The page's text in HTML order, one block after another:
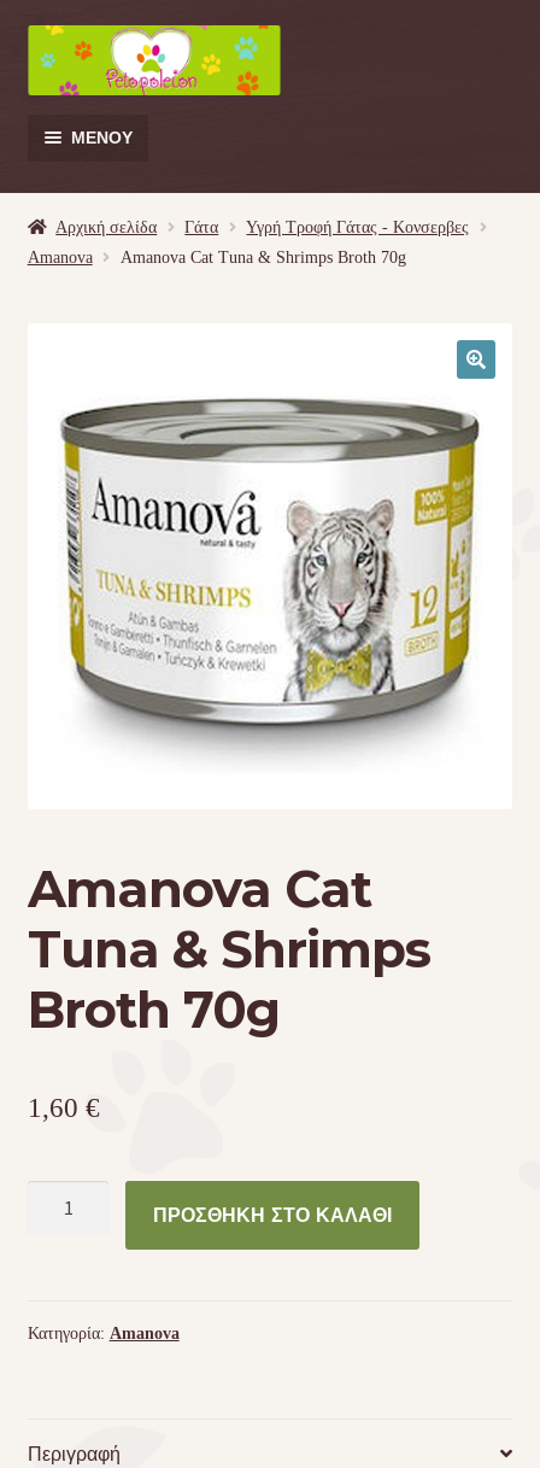
Απευθείας
μετάβαση
στην
πλοήγηση
Μετάβαση
σε
περιεχόμενο
ΜΕΝΟΎ
Κουνέλι
Πουλί
Κρεβατάκια
Τσάντες μεταφοράς
Επικοινωνία
Φροντίδα – Είδη Υγιεινής
Αρχική σελίδα Γάτα
Υγρή Τροφή Γάτας - Kονσερβες
Amanova
Amanova Cat Tuna & Shrimps Broth 70g
Amanova Cat
Tuna & Shrimps
Broth 70g
1,60 €
Broth
ΠΡΟΣΘΉΚΗ ΣΤΟ ΚΑΛΆΘΙ
Κατηγορία: Amanova
Περιγραφή